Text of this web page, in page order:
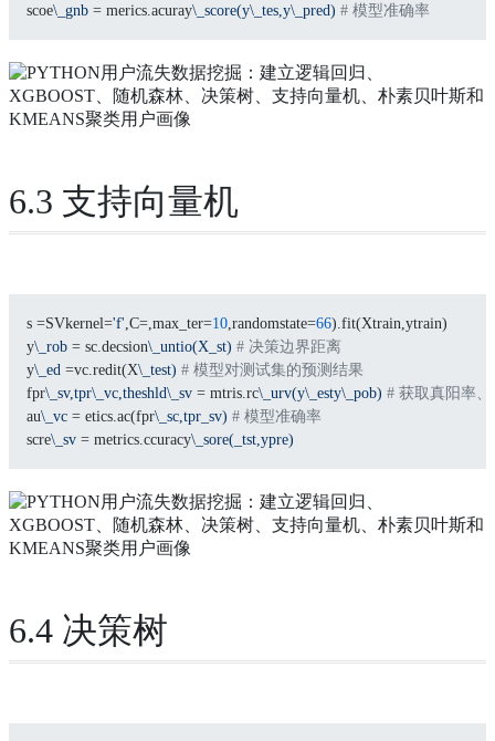
scoe\_gnb = merics.acuray\_score(y\_tes,y\_pred) # 模型准确率
6.3 支持向量机
s =SVkernel='f' ,C=,max_ter=10 ,randomstate=66).fit(Xtrain,ytrain)
y\_rob = sc.decsion\_untio(X_st) # 决策边界距离
y\_ed =vc.redit(X\_test) # 模型对测试集的预测结果
fpr\_sv,tpr\_vc,theshld\_sv = mtris.rc\_urv(y\_esty\_pob) # 获取真阳率
au\_vc = etics.ac(fpr\_sc,tpr_sv) # 模型准确率
scre\_sv = metrics.ccuracy\_sore(_tst,ypre)
6.4 决策树